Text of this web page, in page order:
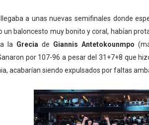
a unas nuevas semifinales donde
un baloncesto muy bonito y coral, habían
la Grecia de Giannis Antetokounmpo
por 107-96 a pesar del 31+7+8 que
acabarían siendo expulsados por faltas